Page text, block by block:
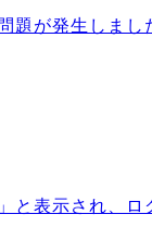
題が発生しま
表示され、